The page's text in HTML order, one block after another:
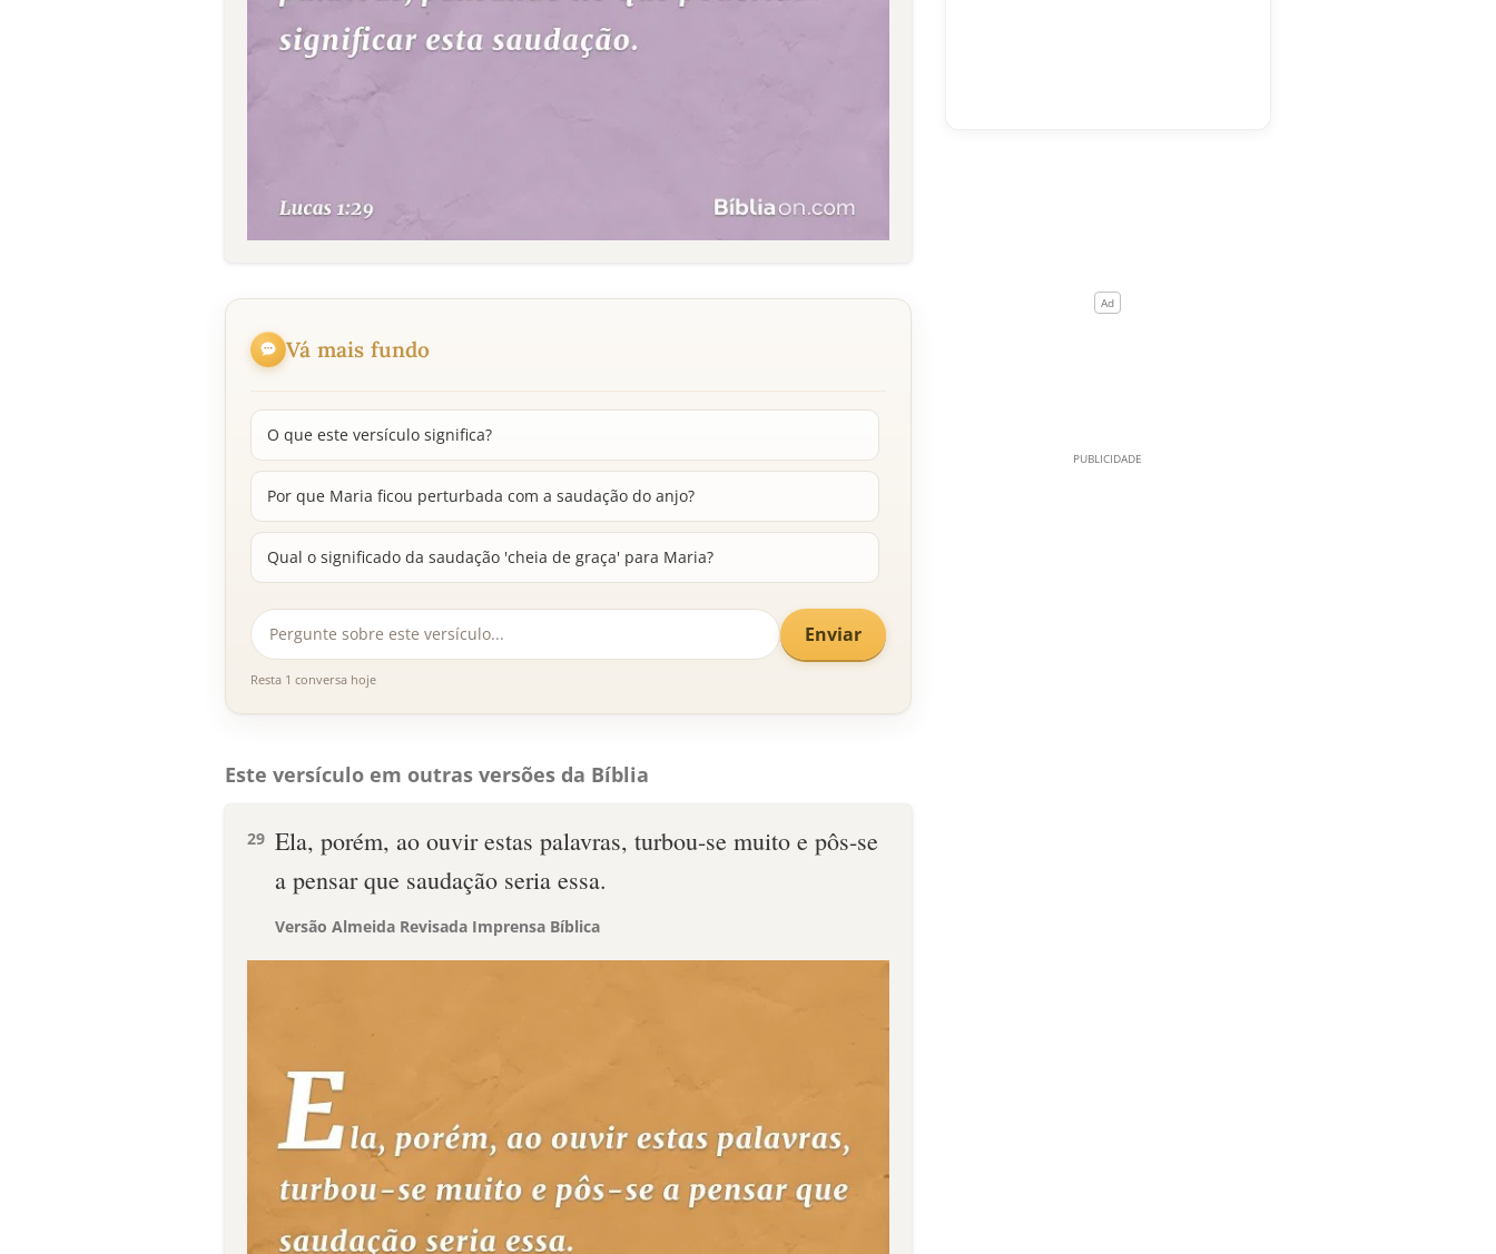
Vá mais fundo
O que este versículo significa?
Por que Maria ficou perturbada com a saudação do anjo?
Qual o significado da saudação 'cheia de graça' para Maria?
Enviar
Resta 1 conversa hoje
Este versículo em outras versões da Bíblia
29 Ela, porém, ao ouvir estas palavras, turbou-se muito e pôs-se
a pensar que saudação seria essa.
Versão Almeida Revisada Imprensa Bíblica